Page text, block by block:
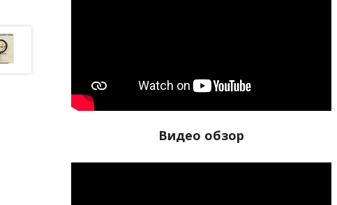
Видео обзор